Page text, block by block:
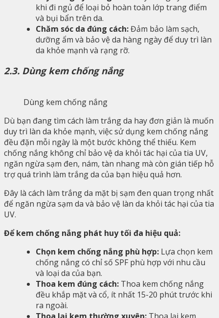
khi đi ngủ để loại bỏ hoàn toàn lớp trang điểm
và bụi bẩn trên da.
Chăm sóc da đúng cách:Đảm bảo làm sạch,
dưỡng ẩm và bảo vệ da hàng ngày để duy trì làn
da khỏe mạnh và rạng rỡ.
2.3. Dùng kem chống nắng
Dùng kem chống nắng
Dù bạn đang tìm cách làm trắng da hay đơn giản là muốn
duy trì làn da khỏe mạnh, việc sử dụng kem chống nắng
đều đặn mỗi ngày là một bước không thể thiếu. Kem
chống nắng không chỉ bảo vệ da khỏi tác hại của tia UV,
ngăn ngừa sạm đen, nám, tàn nhang mà còn gián tiếp hỗ
trợ quá trình làm trắng da của bạn hiệu quả hơn.
Đây là cách làm trắng da mặt bị sạm đen quan trọng nhất
để ngăn ngừa sạm da và bảo vệ làn da khỏi tác hại của tia
UV.
Để kem chống nắng phát huy tối đa hiệu quả:
Chọn kem chống nắng phù hợp: Lựa chọn kem
chống nắng có chỉ số SPF phù hợp với nhu cầu
và loại da của bạn.
Thoa kem đúng cách: Thoa kem chống nắng
đều khắp mặt và cổ, ít nhất 15-20 phút trước khi
ra ngoài.